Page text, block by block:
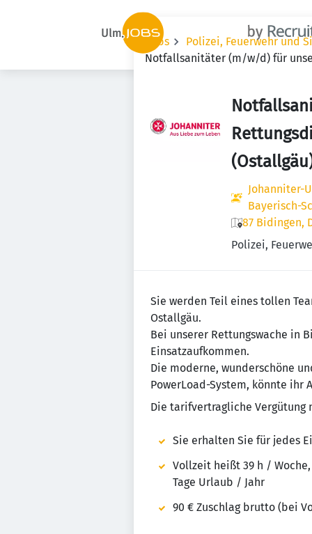
Jobs
Polizei, Feuerwehr und
Notfallsanitäter (m/w/d) für
Johanniter-
Bayerisch-
87 Bidingen,
Polizei,
Sie werden Teil eines tollen
Ostallgäu.
Bei unserer Rettungswache in
Einsatzaufkommen.
Die moderne, wunderschöne
PowerLoad-System, könnte ihr
Die tarifvertragliche Vergütung
Sie erhalten Sie für jedes
Vollzeit heißt 39 h /
Tage Urlaub / Jahr
90 € Zuschlag brutto (bei